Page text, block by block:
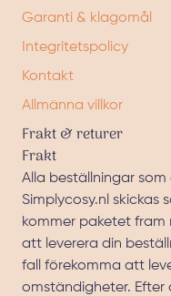
Garanti & klagomål
Integritetspolicy
Kontakt
Allmänna villkor
Frakt & returer
Frakt
Alla beställningar som
Simplycosy.nl skickas
kommer paketet fram
att leverera din
fall förekomma att
omständigheter.